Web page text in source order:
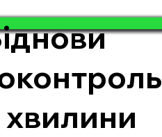
хвилини